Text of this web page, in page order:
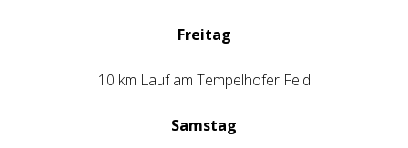
Freitag
10 km Lauf am Tempelhofer Feld
Samstag